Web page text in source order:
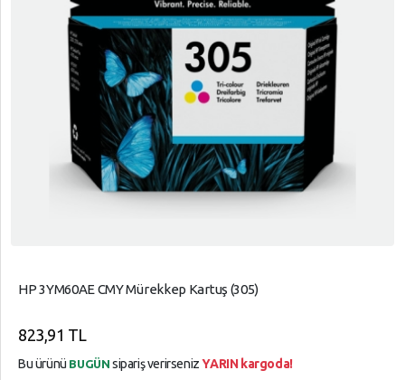
HP 3YM60AE CMY Mürekkep Kartuş (305)
823,91 TL
Bu ürünü BUGÜN sipariş verirsenizYARIN kargoda!